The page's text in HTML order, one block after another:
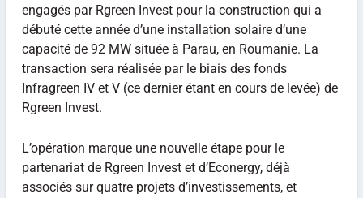
engagés par Rgreen Invest pour la construction qui a
débuté cette année d’une installation solaire d’une
capacité de 92 MW située à Parau, en Roumanie. La
transaction sera réalisée par le biais des fonds
Infragreen IV et V (ce dernier étant en cours de levée) de
Rgreen Invest.
L’opération marque une nouvelle étape pour le
partenariat de Rgreen Invest et d’Econergy, déjà
associés sur quatre projets d’investissements, et